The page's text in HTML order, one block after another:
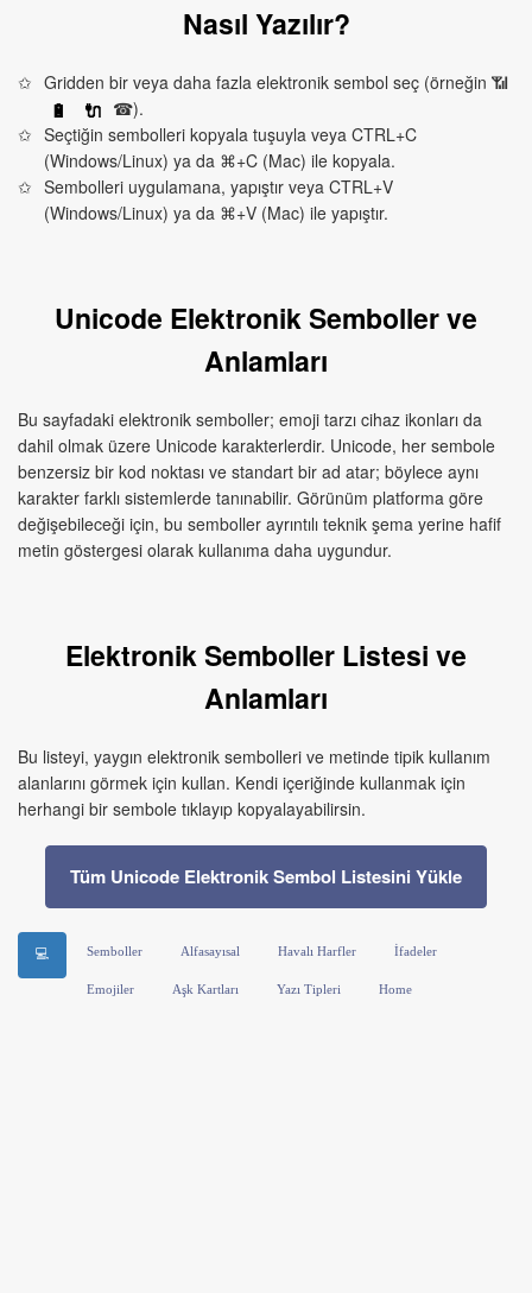
Nasıl Yazılır?
Gridden bir veya daha fazla elektronik sembol seç (örneğin 📶
🔋 🔌
☎).
Seçtiğin sembolleri kopyala tuşuyla veya CTRL+C
(Windows/Linux) ya da ⌘+C (Mac) ile kopyala.
Sembolleri uygulamana, yapıştır veya CTRL+V
(Windows/Linux) ya da ⌘+V (Mac) ile yapıştır.
Unicode Elektronik Semboller ve
Anlamları
Bu sayfadaki elektronik semboller; emoji tarzı cihaz ikonları da
dahil olmak üzere Unicode karakterlerdir. Unicode, her sembole
benzersiz bir kod noktası ve standart bir ad atar; böylece aynı
karakter farklı sistemlerde tanınabilir. Görünüm platforma göre
değişebileceği için, bu semboller ayrıntılı teknik şema yerine hafif
metin göstergesi olarak kullanıma daha uygundur.
Elektronik Semboller Listesi ve
Anlamları
Bu listeyi, yaygın elektronik sembolleri ve metinde tipik kullanım
alanlarını görmek için kullan. Kendi içeriğinde kullanmak için
herhangi bir sembole tıklayıp kopyalayabilirsin.
Tüm Unicode Elektronik Sembol Listesini Yükle
💻 Semboller Alfasayısal Havalı Harfler İfadeler
Emojiler Aşk Kartları Yazı Tipleri Home